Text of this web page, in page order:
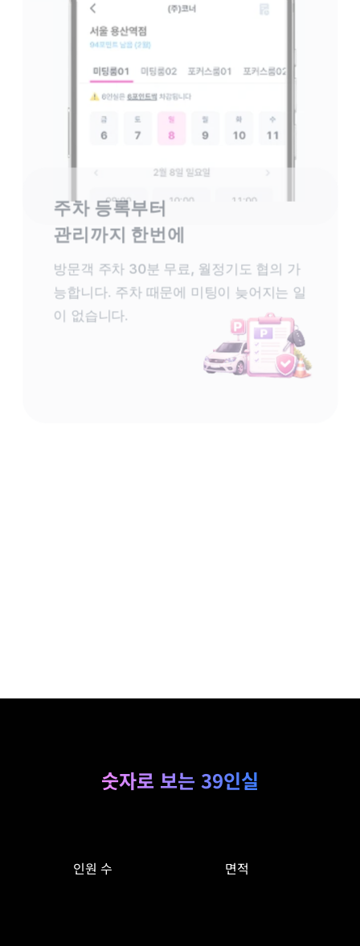
주차 등록부터
관리까지 한번에
방문객 주차 30분 무료, 월정기도 협의 가
능합니다. 주차 때문에 미팅이 늦어지는 일
이 없습니다.
인원 수 면적
숫자로 보는 39인실